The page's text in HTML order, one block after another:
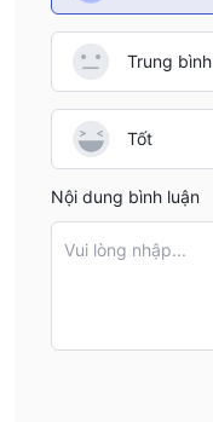
Trung bình
Tốt
Nội dung bình luận
Vui lòng nhập...